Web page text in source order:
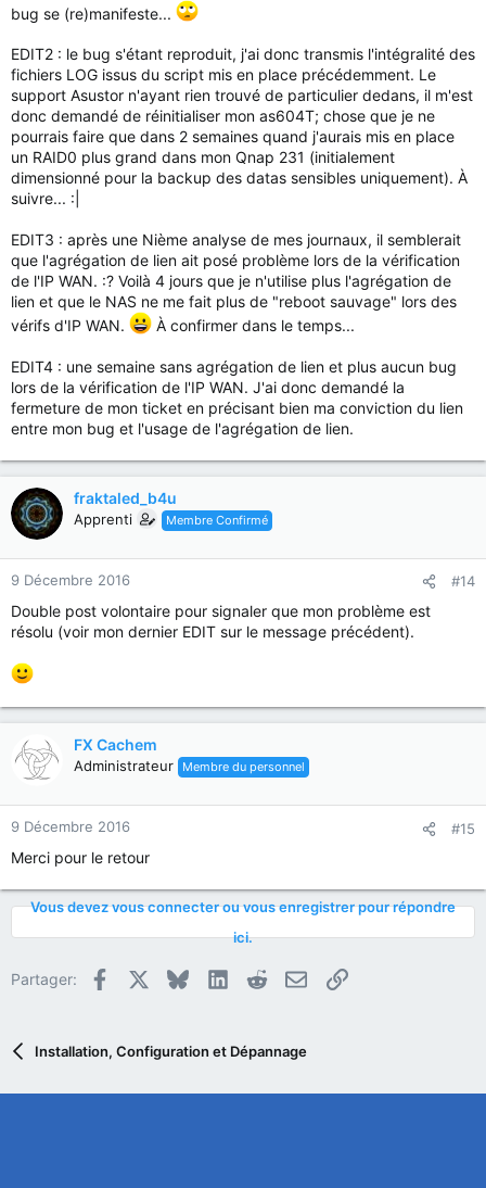
bug se (re)manifeste...
EDIT2 : le bug s'étant reproduit, j'ai donc transmis l'intégralité des
fichiers LOG issus du script mis en place précédemment. Le
support Asustor n'ayant rien trouvé de particulier dedans, il m'est
donc demandé de réinitialiser mon as604T; chose que je ne
pourrais faire que dans 2 semaines quand j'aurais mis en place
un RAID0 plus grand dans mon Qnap 231 (initialement
dimensionné pour la backup des datas sensibles uniquement). À
suivre... :|
EDIT3 : après une Nième analyse de mes journaux, il semblerait
que l'agrégation de lien ait posé problème lors de la vérification
de l'IP WAN. :? Voilà 4 jours que je n'utilise plus l'agrégation de
lien et que le NAS ne me fait plus de "reboot sauvage" lors des
vérifs d'IP WAN.
À confirmer dans le temps...
EDIT4 : une semaine sans agrégation de lien et plus aucun bug
lors de la vérification de l'IP WAN. J'ai donc demandé la
fermeture de mon ticket en précisant bien ma conviction du lien
entre mon bug et l'usage de l'agrégation de lien.
fraktaled_b4u
Apprenti Membre Confirmé
9 Décembre 2016 #14
Double post volontaire pour signaler que mon problème est
résolu (voir mon dernier EDIT sur le message précédent).
FX Cachem
Administrateur Membre du personnel
9 Décembre 2016 #15
Merci pour le retour
Vous devez vous connecter ou vous enregistrer pour répondre
ici.
Partager: Facebook BlueskyLinkedInRedditE-mailLien
Installation, Configuration et Dépannage